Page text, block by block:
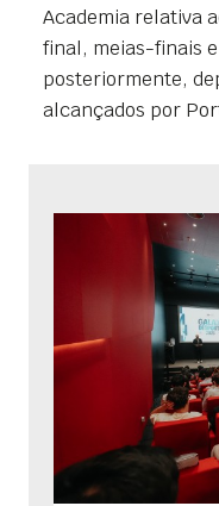
Academia relativa
final, meias-finais
posteriormente,
alcançados por